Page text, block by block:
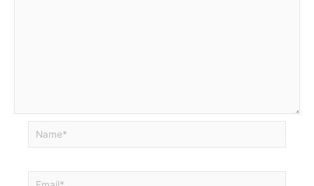
Name*
Email*